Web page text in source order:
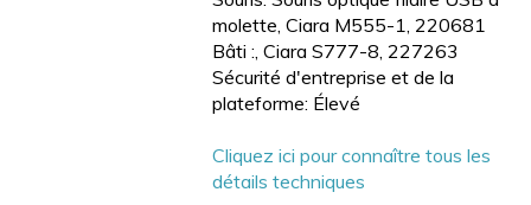
molette, Ciara M555-1, 220681
Bâti :, Ciara S777-8, 227263
Sécurité d'entreprise et de la
plateforme: Élevé
Cliquez ici pour connaître tous les
détails techniques